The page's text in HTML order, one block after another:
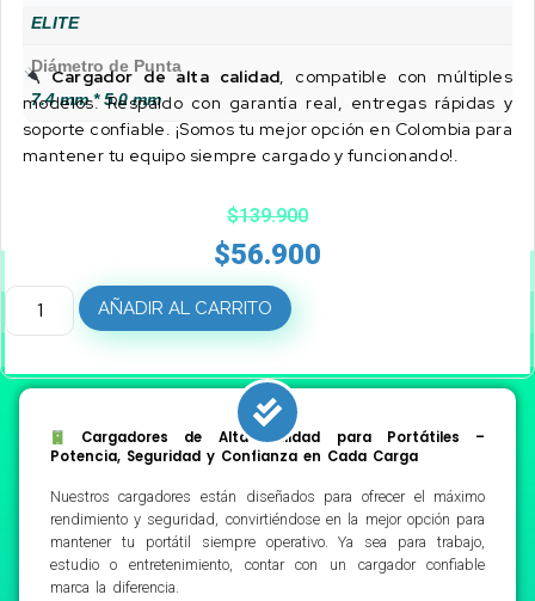
ELITE
Diámetro de Punta
7.4 mm * 5.0 mm
Cargador de alta calidad, compatible con múltiples
modelos. Respaldo con garantía real, entregas rápidas y
soporte confiable. ¡Somos tu mejor opción en Colombia para
mantener tu equipo siempre cargado y funcionando!.
$139.900
$56.900
AÑADIR AL CARRITO
Cargadores de Alta Calidad para Portátiles –
Potencia, Seguridad y Confianza en Cada Carga
Nuestros cargadores están diseñados para ofrecer el máximo
rendimiento y seguridad, convirtiéndose en la mejor opción para
mantener tu portátil siempre operativo. Ya sea para trabajo,
estudio o entretenimiento, contar con un cargador confiable
marca la diferencia.